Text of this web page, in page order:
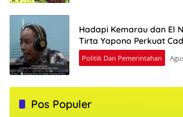
Hadapi Kemarau dan El
Tirta Yapono Perkuat
Politik Dan Pemerintahan
Pos Populer